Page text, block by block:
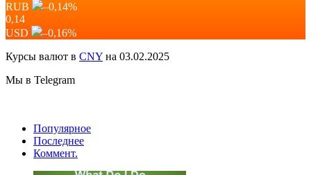
RUB
–0,14%
0,14
USD
–0,16%
Курсы валют в CNY на 03.02.2025
Мы в Telegram
Популярное
Последнее
Коммент.